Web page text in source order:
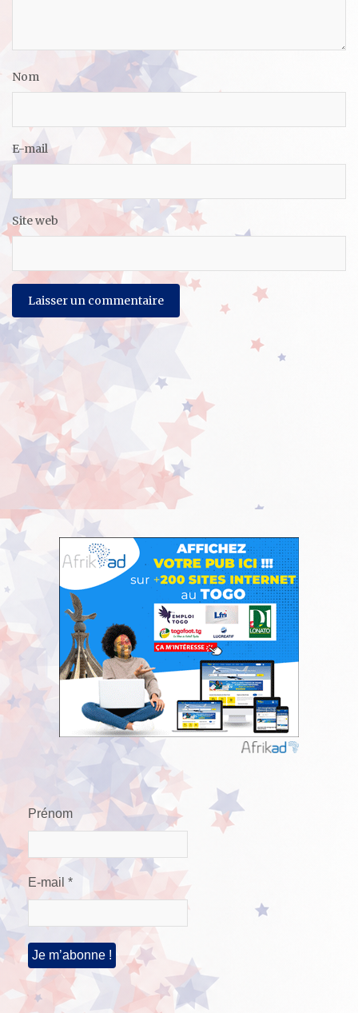
Nom
E-mail
Site web
Prénom
E-mail *